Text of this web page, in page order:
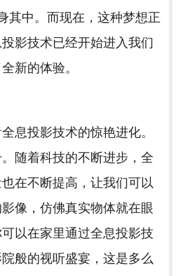
其中。而现在，这种梦想正
影技术已经开始进入我们
新的体验。
息投影技术的惊艳进化。
随着科技的不断进步，全
在不断提高，让我们可以
像，仿佛真实物体就在眼
以在家里通过全息投影技
般的视听盛宴，这是多么